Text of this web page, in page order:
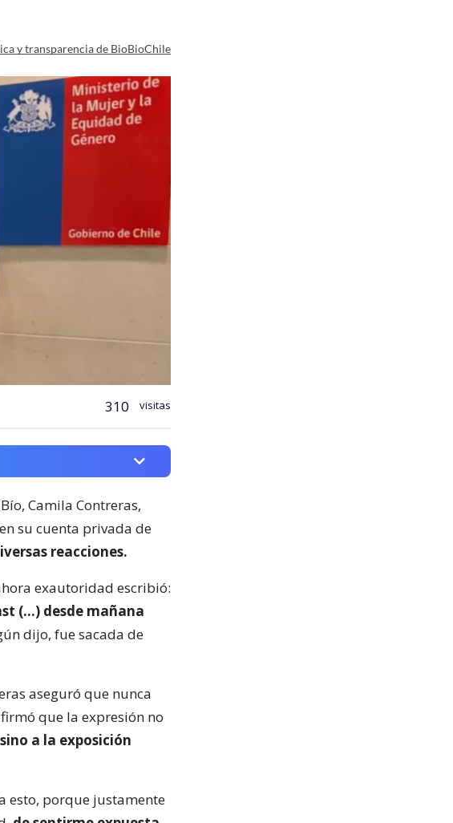
y transparencia de BioBioChile
310 visitas
Camila Contreras,
su cuenta privada de
reacciones.
exautoridad escribió:
(…) desde mañana
dijo, fue sacada de
aseguró que nunca
que la expresión no
sino a la exposición
esto, porque justamente